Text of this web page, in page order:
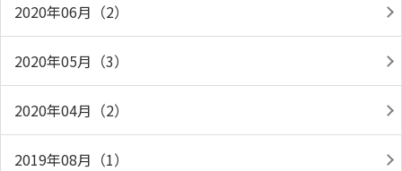
2020年06月（2）
2020年05月（3）
2020年04月（2）
2019年08月（1）